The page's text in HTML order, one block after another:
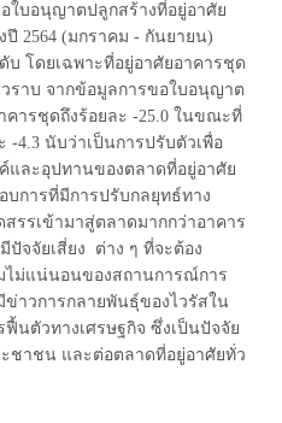
บอนุญาตปลูกสร้างที่อยู่อาศัย
2564 (มกราคม - กันยายน)
บ โดยเฉพาะที่อยู่อาศัยอาคารชุด
ราบ จากข้อมูลการขอใบอนุญาต
คารชุดถึงร้อยละ -25.0 ในขณะที่
-4.3 นับว่าเป็นการปรับตัวเพื่อ
และอุปทานของตลาดที่อยู่อาศัย
บการที่มีการปรับกลยุทธ์ทาง
รรเข้ามาสู่ตลาดมากกว่าอาคาร
ปัจจัยเสี่ยง ต่าง ๆ ที่จะต้อง
ไม่แน่นอนของสถานการณ์การ
ข่าวการกลายพันธุ์ของไวรัสใน
นตัวทางเศรษฐกิจ ซึ่งเป็นปัจจัย
ชาชน และต่อตลาดที่อยู่อาศัยทั่ว